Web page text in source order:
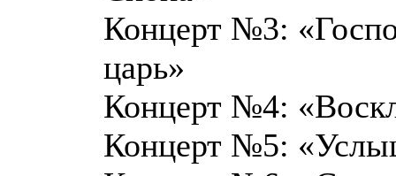
Концерт №3:
царь»
Концерт №4:
Концерт №5: